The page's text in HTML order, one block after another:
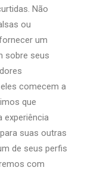
Não
ou
um
sobre seus
comecem a
que
experiência
suas outras
de seus perfis
com